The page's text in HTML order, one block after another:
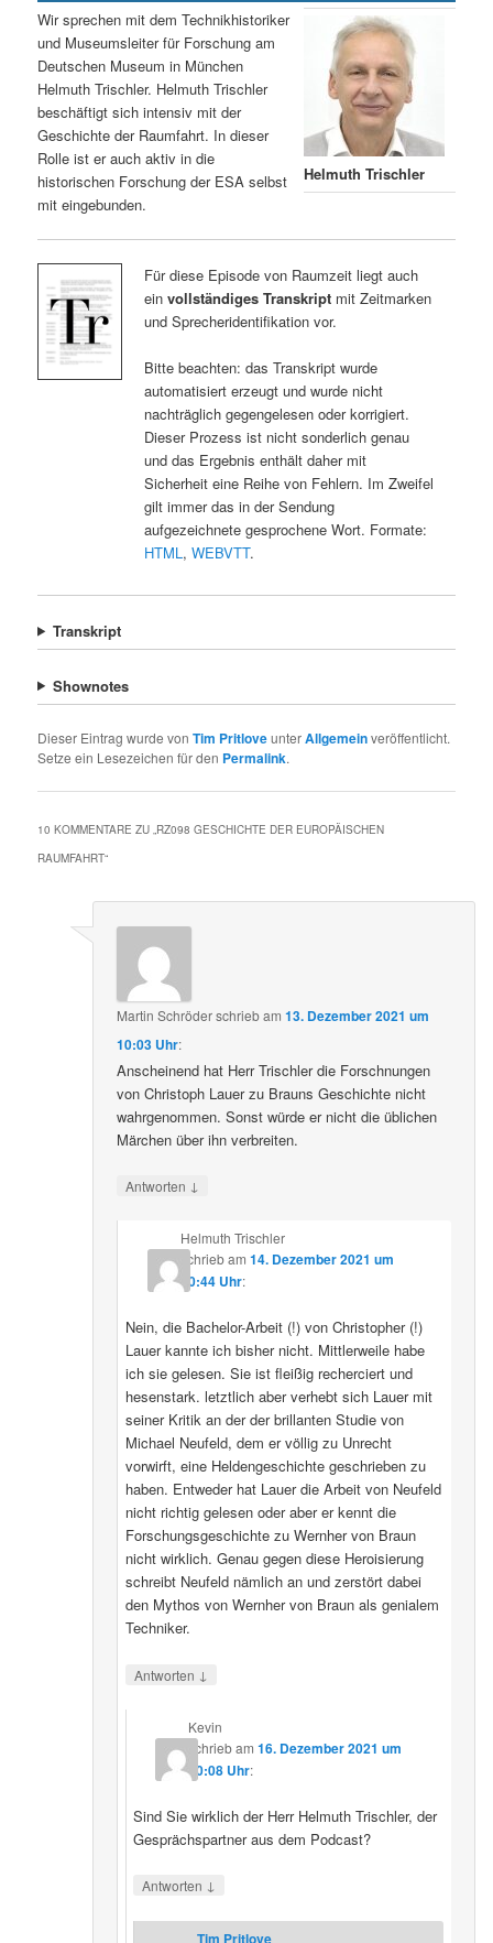
Helmuth Trischler
Wir sprechen mit dem Technikhistoriker
und Museumsleiter für Forschung am
Deutschen Museum in München
Helmuth Trischler. Helmuth Trischler
beschäftigt sich intensiv mit der
Geschichte der Raumfahrt. In dieser
Rolle ist er auch aktiv in die
historischen Forschung der ESA selbst
mit eingebunden.
Für diese Episode von Raumzeit liegt auch
ein vollständiges Transkriptmit Zeitmarken
und Sprecheridentifikation vor.
Bitte beachten: das Transkript wurde
automatisiert erzeugt und wurde nicht
nachträglich gegengelesen oder korrigiert.
Dieser Prozess ist nicht sonderlich genau
und das Ergebnis enthält daher mit
Sicherheit eine Reihe von Fehlern. Im Zweifel
gilt immer das in der Sendung
aufgezeichnete gesprochene Wort. Formate:
HTML, WEBVTT.
Transkript
Shownotes
Dieser Eintrag wurde vonTim PritloveunterAllgemeinveröffentlicht.
Setze ein Lesezeichen für den Permalink.
10 KOMMENTARE ZU „RZ098 GESCHICHTE DER EUROPÄISCHEN
RAUMFAHRT“
Martin Schröderschriebam13. Dezember 2021 um
10:03 Uhr:
Anscheinend hat Herr Trischler die Forschnungen
von Christoph Lauer zu Brauns Geschichte nicht
wahrgenommen. Sonst würde er nicht die üblichen
Märchen über ihn verbreiten.
Antworten ↓
Helmuth Trischler
schriebam 14. Dezember 2021 um
20:44 Uhr:
Nein, die Bachelor-Arbeit (!) von Christopher (!)
Lauer kannte ich bisher nicht. Mittlerweile habe
ich sie gelesen. Sie ist fleißig recherciert und
hesenstark. letztlich aber verhebt sich Lauer mit
seiner Kritik an der der brillanten Studie von
Michael Neufeld, dem er völlig zu Unrecht
vorwirft, eine Heldengeschichte geschrieben zu
haben. Entweder hat Lauer die Arbeit von Neufeld
nicht richtig gelesen oder aber er kennt die
Forschungsgeschichte zu Wernher von Braun
nicht wirklich. Genau gegen diese Heroisierung
schreibt Neufeld nämlich an und zerstört dabei
den Mythos von Wernher von Braun als genialem
Techniker.
Antworten ↓
Kevin
schriebam16. Dezember 2021 um
20:08 Uhr:
Sind Sie wirklich der Herr Helmuth Trischler, der
Gesprächspartner aus dem Podcast?
Antworten ↓
Tim Pritlove